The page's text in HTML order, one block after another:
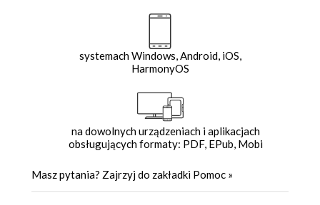
systemach Windows, Android, iOS,
HarmonyOS
na dowolnych urządzeniach i aplikacjach
obsługujących formaty: PDF, EPub, Mobi
Masz pytania? Zajrzyj do zakładki Pomoc »